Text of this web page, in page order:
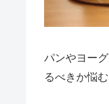
パンやヨー
るべきか悩